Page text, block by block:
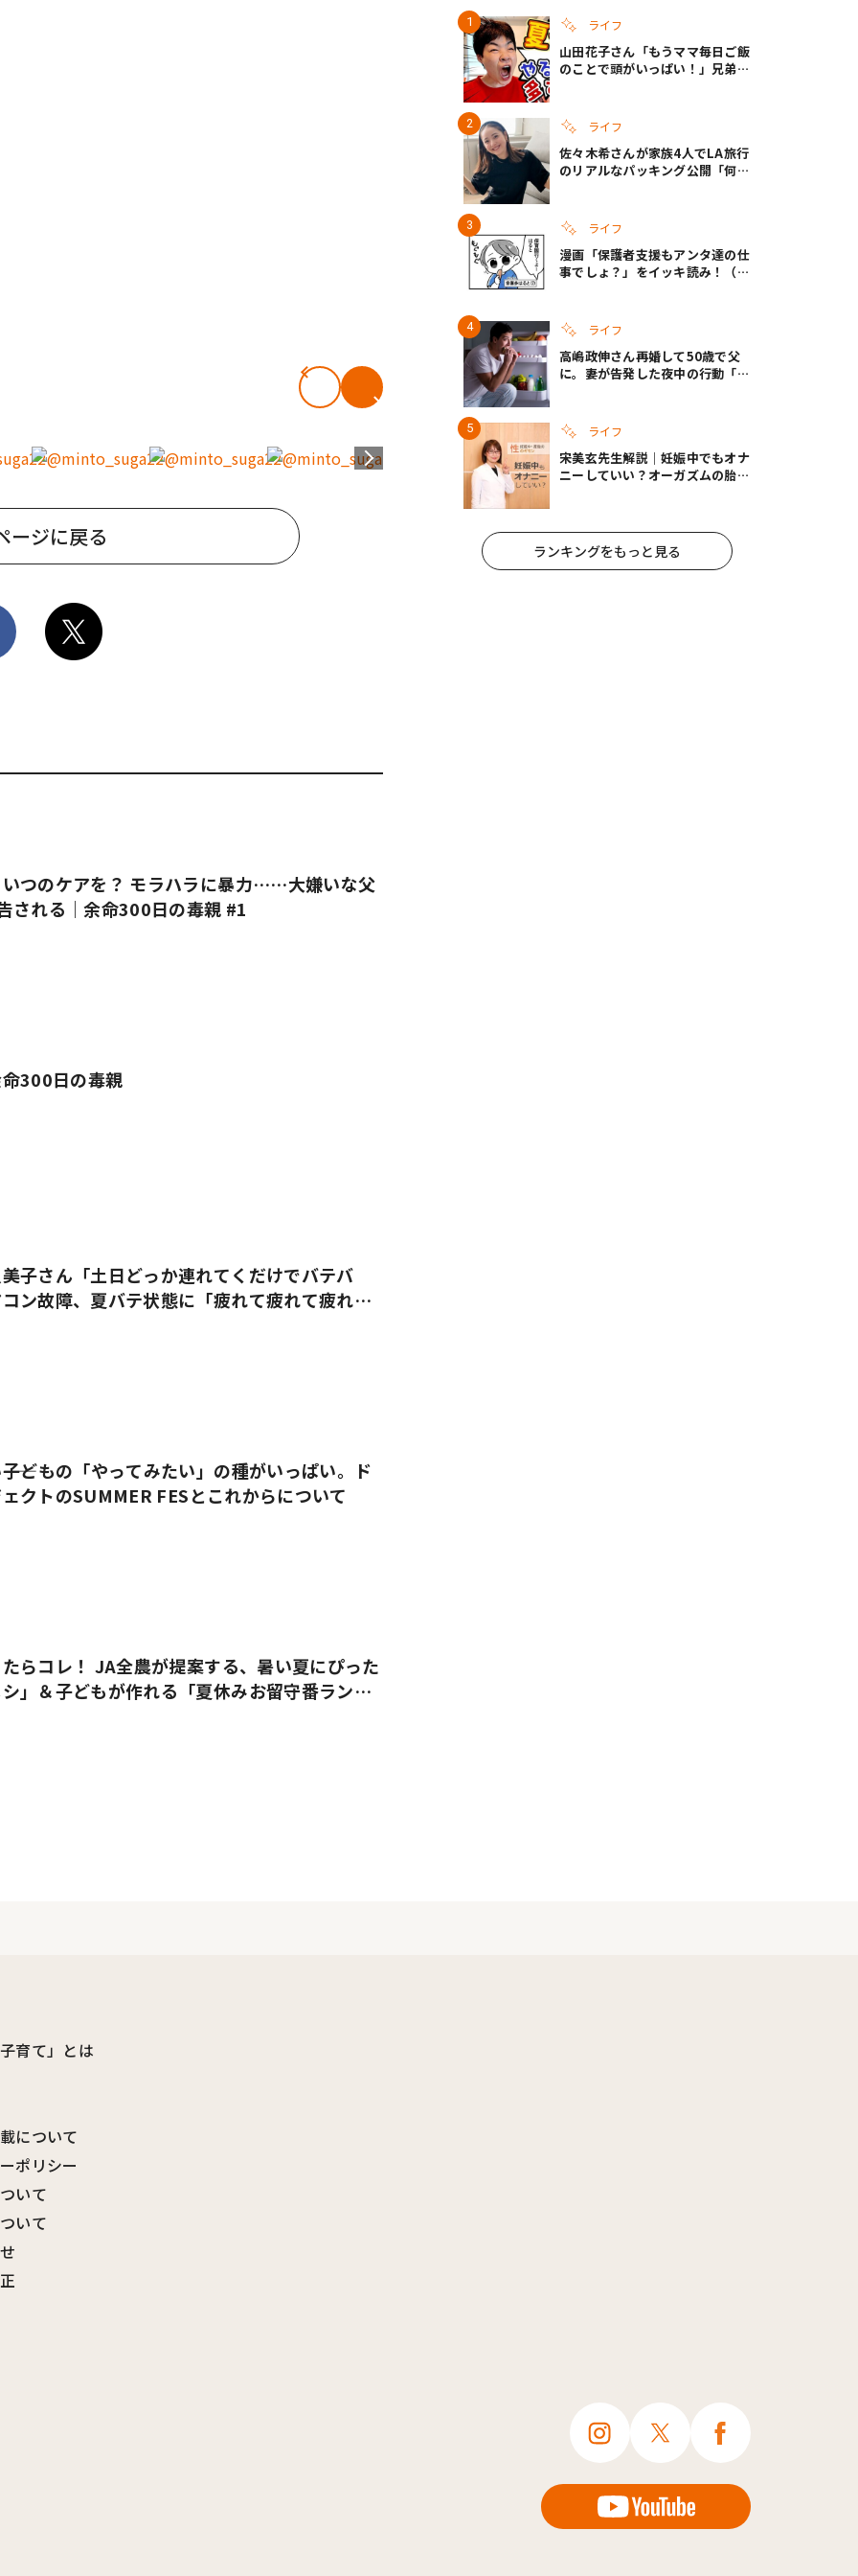
ージに戻る
つのケアを？ モラハラに暴力……大嫌いな父
される｜余命300日の毒親 #1
300日の毒親
子さん「土日どっか連れてくだけでバテバ
ン故障、夏バテ状態に「疲れて疲れて疲れ果
子どもの「やってみたい」の種がいっぱい。ド
クトのSUMMER FESとこれからについて
らコレ！ JA全農が提案する、暑い夏にぴった
」＆子どもが作れる「夏休みお留守番ラン
ライフ
山田花子さん「もうママ毎日ご飯
のことで頭がいっぱい！」兄弟夏
ライフ
佐々木希さんが家族4人でLA旅行
のリアルなパッキング公開「何が
ライフ
漫画「保護者支援もアンタ達の仕
事でしょ？」をイッキ読み！（右
ライフ
高嶋政伸さん再婚して50歳で父
に。妻が告発した夜中の行動「こ
ライフ
宋美玄先生解説｜妊娠中でもオナ
ニーしていい？オーガズムの胎児
ランキングをもっと見る
育て」とは
について
ポリシー
いて
いて